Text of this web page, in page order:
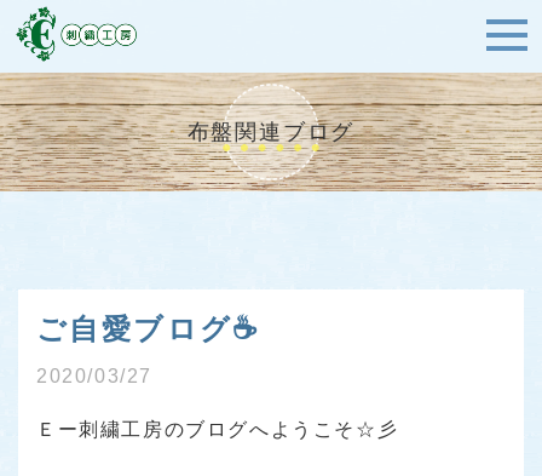
布盤関連ブログ
ご自愛ブログ☕
2020/03/27
Ｅー刺繍工房のブログへようこそ☆彡